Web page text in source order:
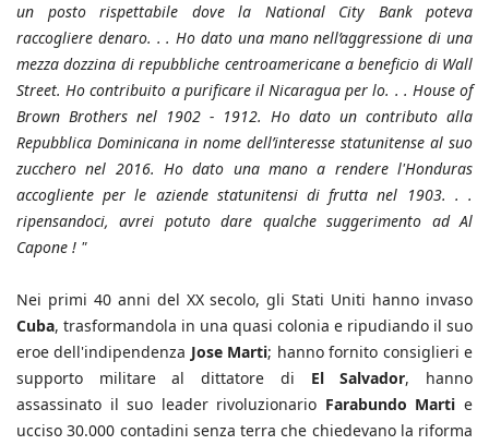
un posto rispettabile dove la National City Bank poteva
raccogliere denaro. . . Ho dato una mano nell’aggressione di una
mezza dozzina di repubbliche centroamericane a beneficio di Wall
Street. Ho contribuito a purificare il Nicaragua per lo. . . House of
Brown Brothers nel 1902 - 1912. Ho dato un contributo alla
Repubblica Dominicana in nome dell’interesse statunitense al suo
zucchero nel 2016. Ho dato una mano a rendere l'Honduras
accogliente per le aziende statunitensi di frutta nel 1903. . .
ripensandoci, avrei potuto dare qualche suggerimento ad Al
Capone ! "
Nei primi 40 anni del XX secolo, gli Stati Uniti hanno invaso
Cuba, trasformandola in una quasi colonia e ripudiando il suo
eroe dell'indipendenza Jose Marti; hanno fornito consiglieri e
supporto militare al dittatore di El Salvador, hanno
assassinato il suo leader rivoluzionario Farabundo Martie
ucciso 30.000 contadini senza terra che chiedevano la riforma